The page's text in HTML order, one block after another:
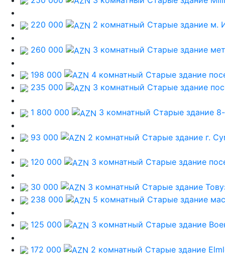
220 000 2 комнатный Старые здание м.
260 000 3 комнатный Старые здание
198 000 4 комнатный Старые здание
235 000
3 комнатный Старые здание
1 800 000 3 комнатный Старые здание
93 000 2 комнатный Старые здание г.
120 000 3 комнатный Старые здание
30 000 3 комнатный Старые здание
238 000
5 комнатный Старые здание
125 000 3 комнатный Старые здание
172 000 2 комнатный Старые здание